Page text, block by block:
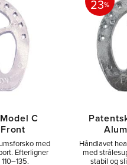
C
med
Efterligner
Håndlavet
med
stabil og
23%